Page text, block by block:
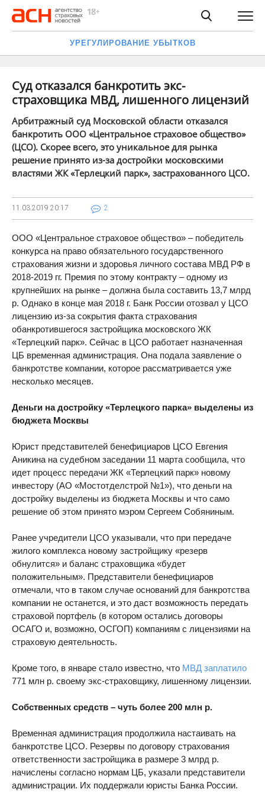
УРЕГУЛИРОВАНИЕ УБЫТКОВ
Суд отказался банкротить экс-
страховщика МВД, лишенного лицензий
Арбитражный суд Московской области отказался
банкротить ООО «Центральное страховое общество»
(ЦСО). Скорее всего, это уникальное для рынка
решение принято из-за достройки московскими
властями ЖК «Терлецкий парк», застрахованного ЦСО.
11.03.2019 20:17 2
ООО «Центральное страховое общество» – победитель
конкурса на право обязательного государственного
страхования жизни и здоровья личного состава МВД РФ в
2018-2019 гг. Премия по этому контракту – одному из
крупнейших на рынке – должна была составить 13,7 млрд
р. Однако в конце мая 2018 г. Банк России отозвал у ЦСО
лицензию из-за сокрытия факта страхования
обанкротившегося застройщика московского ЖК
«Терлецкий парк». Сейчас в ЦСО работает назначенная
ЦБ временная администрация. Она подала заявление о
банкротстве компании, которое рассматривается уже
несколько месяцев.
Деньги на достройку «Терлецкого парка» выделены из
бюджета Москвы
Юрист представителей бенефициаров ЦСО Евгения
Аникина на судебном заседании 11 марта сообщила, что
идет процесс передачи ЖК «Терлецкий парк» новому
инвестору (АО «Мостотделстрой №1»), что деньги на
достройку выделены из бюджета Москвы и что само
решение об этом принято мэром Сергеем Собяниным.
Ранее учредители ЦСО указывали, что при передаче
жилого комплекса новому застройщику «резерв
обнулится» и баланс страховщика «будет
положительным». Представители бенефициаров
отмечали, что в таком случае оснований для банкротства
компании не останется, и это даст возможность передать
страховой портфель (в котором остались договоры
ОСАГО и, возможно, ОСГОП) компаниям с лицензиями на
страховую деятельность.
Кроме того, в январе стало известно, что МВД заплатило
771 млн р. своему экс-страховщику, лишенному лицензии.
Собственных средств – чуть более 200 млн р.
Временная администрация продолжила настаивать на
банкротстве ЦСО. Резервы по договору страхования
ответственности застройщика в размере 3 млрд р.
начислены согласно нормам ЦБ, указали представители
администрации. Их поддержали юристы Банка России.